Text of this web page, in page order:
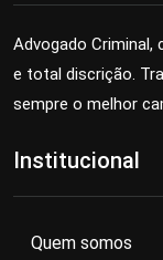
Advogado Criminal,
e total discrição.
sempre o melhor
Institucional
Quem somos